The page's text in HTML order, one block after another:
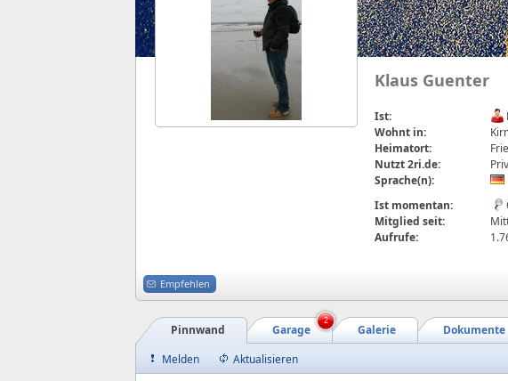
Klaus Guenter
Ist:
Wohnt in:
Heimatort:
Nutzt 2ri.de:
Sprache(n):
Ist momentan:
Mitglied seit:
Aufrufe:
Empfehlen
Dokumente
Galerie
Garage
Pinnwand
2
Melden Aktualisieren